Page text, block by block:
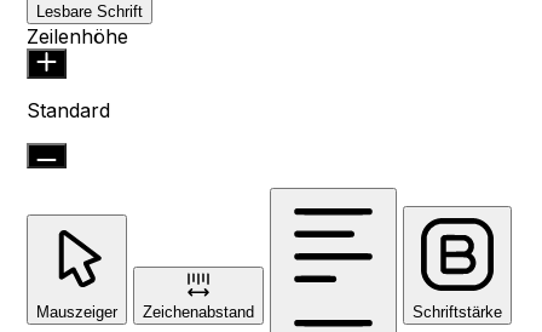
Lesbare Schrift
Zeilenhöhe
Standard
Mauszeiger Zeichenabstand Schriftstärke